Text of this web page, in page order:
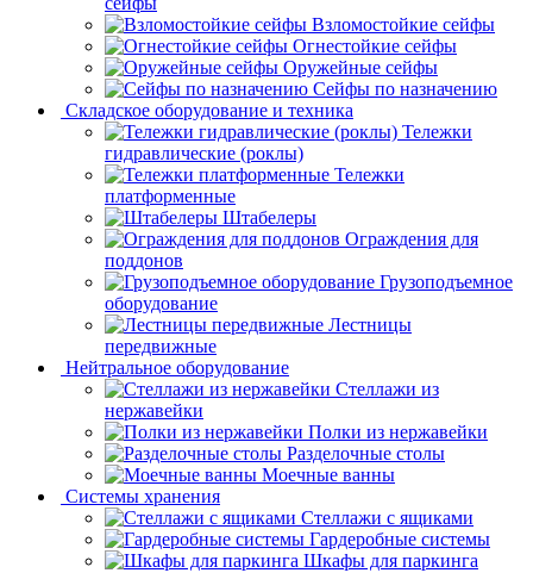
Взломостойкие сейфы
Огнестойкие сейфы
Оружейные сейфы
Сейфы по назначению
Складское оборудование и техника
Тележки
гидравлические (роклы)
Тележки
платформенные
Штабелеры
Ограждения для
поддонов
Грузоподъемное
оборудование
Лестницы
передвижные
Нейтральное оборудование
Стеллажи из
нержавейки
Полки из нержавейки
Разделочные столы
Моечные ванны
Системы хранения
Стеллажи с ящиками
Гардеробные системы
Шкафы для паркинга